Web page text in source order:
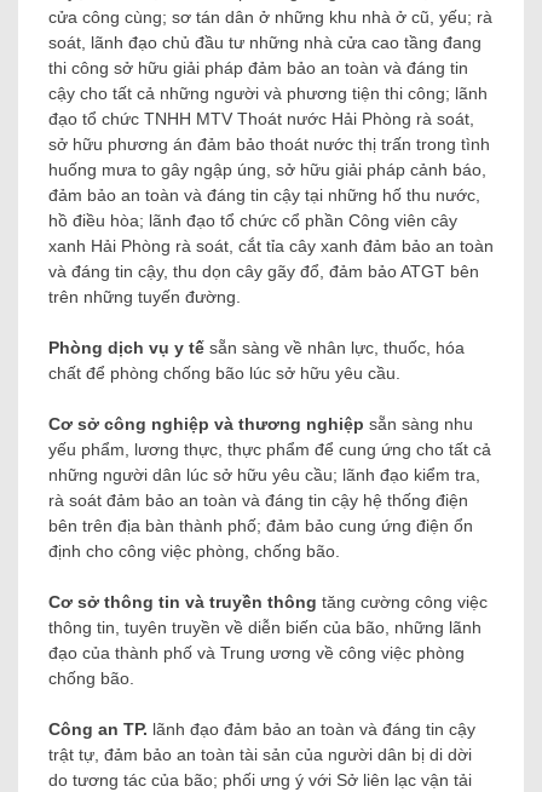
cửa công cùng; sơ tán dân ở những khu nhà ở cũ, yếu; rà
soát, lãnh đạo chủ đầu tư những nhà cửa cao tầng đang
thi công sở hữu giải pháp đảm bảo an toàn và đáng tin
cậy cho tất cả những người và phương tiện thi công; lãnh
đạo tổ chức TNHH MTV Thoát nước Hải Phòng rà soát,
sở hữu phương án đảm bảo thoát nước thị trấn trong tình
huống mưa to gây ngập úng, sở hữu giải pháp cảnh báo,
đảm bảo an toàn và đáng tin cậy tại những hố thu nước,
hồ điều hòa; lãnh đạo tổ chức cổ phần Công viên cây
xanh Hải Phòng rà soát, cắt tỉa cây xanh đảm bảo an toàn
và đáng tin cậy, thu dọn cây gãy đổ, đảm bảo ATGT bên
trên những tuyến đường.
Phòng dịch vụ y tế sẵn sàng về nhân lực, thuốc, hóa
chất để phòng chống bão lúc sở hữu yêu cầu.
Cơ sở công nghiệp và thương nghiệp sẵn sàng nhu
yếu phẩm, lương thực, thực phẩm để cung ứng cho tất cả
những người dân lúc sở hữu yêu cầu; lãnh đạo kiểm tra,
rà soát đảm bảo an toàn và đáng tin cậy hệ thống điện
bên trên địa bàn thành phố; đảm bảo cung ứng điện ổn
định cho công việc phòng, chống bão.
Cơ sở thông tin và truyền thông tăng cường công việc
thông tin, tuyên truyền về diễn biến của bão, những lãnh
đạo của thành phố và Trung ương về công việc phòng
chống bão.
Công an TP. lãnh đạo đảm bảo an toàn và đáng tin cậy
trật tự, đảm bảo an toàn tài sản của người dân bị di dời
do tương tác của bão; phối ưng ý với Sở liên lạc vận tải